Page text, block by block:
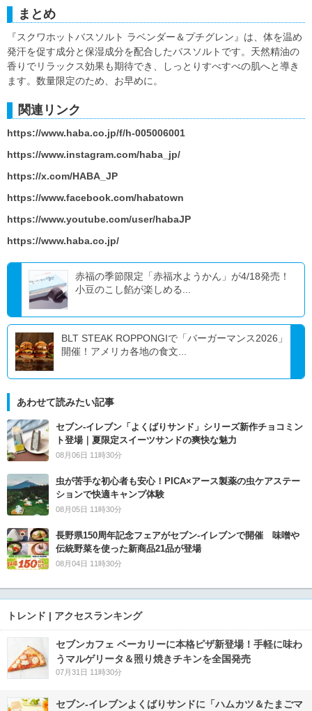
まとめ
『スクワホットバスソルト ラベンダー＆プチグレン』は、体を温め
発汗を促す成分と保湿成分を配合したバスソルトです。天然精油の
香りでリラックス効果も期待でき、しっとりすべすべの肌へと導き
ます。数量限定のため、お早めに。
関連リンク
https://www.haba.co.jp/f/h-005006001
https://www.instagram.com/haba_jp/
https://x.com/HABA_JP
https://www.facebook.com/habatown
https://www.youtube.com/user/habaJP
https://www.haba.co.jp/
赤福の季節限定「赤福水ようかん」が4/18発売！
小豆のこし餡が楽しめる...
BLT STEAK ROPPONGIで「バーガーマンス2026」
開催！アメリカ各地の食文...
あわせて読みたい記事
セブン‐イレブン「よくばりサンド」シリーズ新作チョコミン
ト登場｜夏限定スイーツサンドの爽快な魅力
08月06日 11時30分
虫が苦手な初心者も安心！PICA×アース製薬の虫ケアステー
ションで快適キャンプ体験
08月05日 11時30分
長野県150周年記念フェアがセブン-イレブンで開催 味噌や
伝統野菜を使った新商品21品が登場
08月04日 11時30分
トレンド | アクセスランキング
セブンカフェ ベーカリーに本格ピザ新登場！手軽に味わ
うマルゲリータ＆照り焼きチキンを全国発売
07月31日 11時30分
セブン‐イレブンよくばりサンドに「ハムカツ＆たまごマ